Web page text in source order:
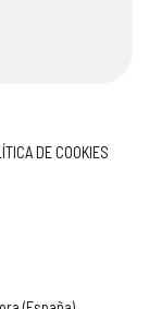
DE COOKIES